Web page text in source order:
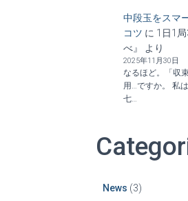
中段玉をスマ
コツ に 1日1
べ』
より
2025年11月30日
なるほど。「収
用…ですか。 私
七…
News (3)